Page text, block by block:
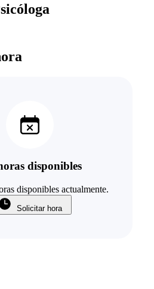
disponibles
disponibles actualmente.
Solicitar hora